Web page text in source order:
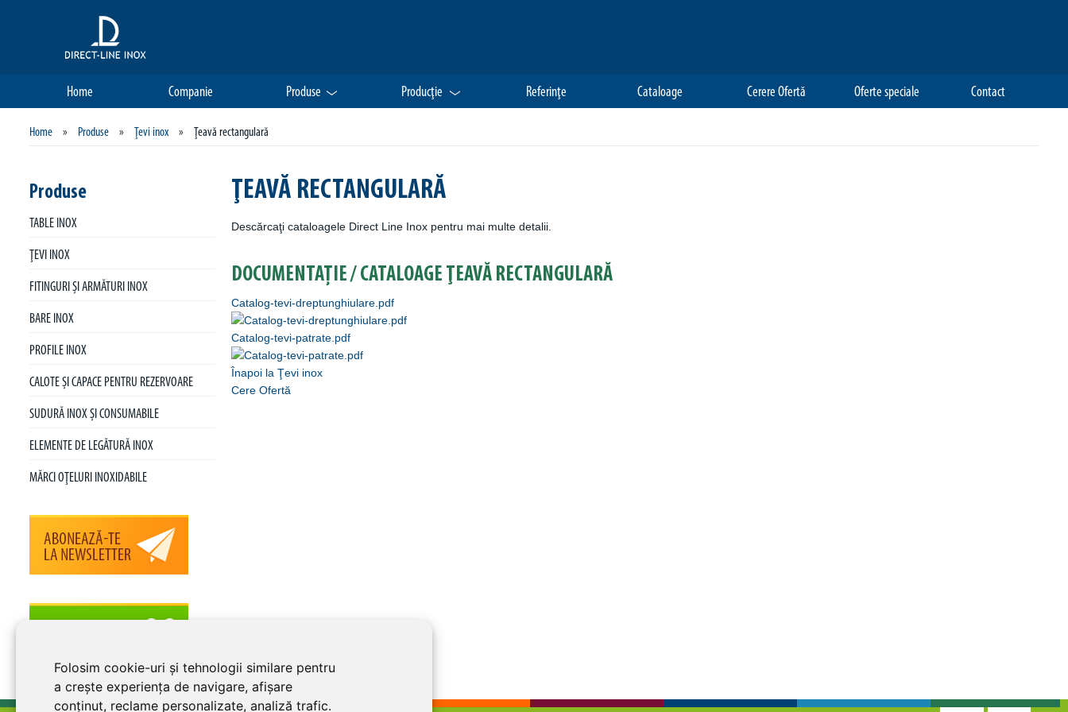
Folosim cookie-uri și tehnologii similare pentru
a crește experiența de navigare, afișare
conținut, reclame personalizate, analiză trafic.
Home Companie Produse Producţie Referinţe Cataloage Cerere Ofertă Oferte speciale Contact
Home » Produse » Ţevi inox » Ţeavă rectangulară
Produse
TABLE INOX
ŢEVI INOX
FITINGURI ŞI ARMĂTURI INOX
BARE INOX
PROFILE INOX
CALOTE ŞI CAPACE PENTRU REZERVOARE
SUDURĂ INOX ŞI CONSUMABILE
ELEMENTE DE LEGĂTURĂ INOX
MĂRCI OŢELURI INOXIDABILE
ŢEAVĂ RECTANGULARĂ
Descărcaţi cataloagele Direct Line Inox pentru mai multe detalii.
DOCUMENTAȚIE / CATALOAGE ŢEAVĂ RECTANGULARĂ
Catalog-tevi-dreptunghiulare.pdf
Catalog-tevi-patrate.pdf
Înapoi la Ţevi inox
Cere Ofertă